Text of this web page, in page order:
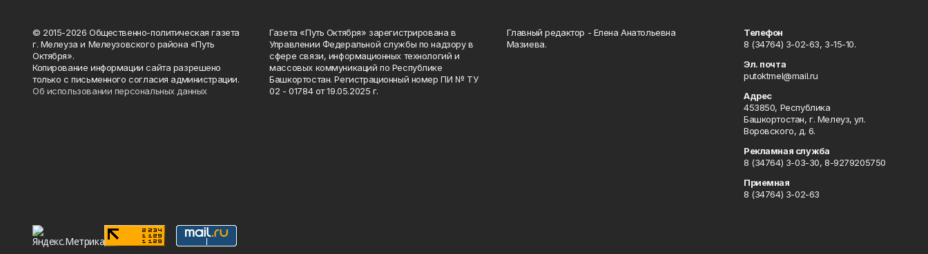
© 2015-2026 Общественно-политическая газета
г. Мелеуза и Мелеузовского района «Путь
Октября».
Копирование информации сайта разрешено
только с письменного согласия администрации.
Об использовании персональных данных
Газета «Путь Октября» зарегистрирована в
Управлении Федеральной службы по надзору в
сфере связи, информационных технологий и
массовых коммуникаций по Республике
Башкортостан. Регистрационный номер ПИ № ТУ
02 - 01784 от 19.05.2025 г.
Главный редактор - Елена Анатольевна
Мазиева.
Телефон
8 (34764) 3-02-63, 3-15-10.
Эл. почта
putoktmel@mail.ru
Адрес
453850, Республика
Башкортостан, г. Мелеуз, ул.
Воровского, д. 6.
Рекламная служба
8 (34764) 3-03-30, 8-9279205750
Приемная
8 (34764) 3-02-63